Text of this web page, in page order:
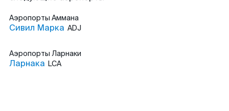
Аэропорты Аммана
Сивил Марка ADJ
Аэропорты Ларнаки
Ларнака LCA